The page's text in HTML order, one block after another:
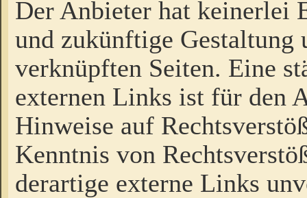
Der Anbieter hat keinerlei
und zukünftige Gestaltung
verknüpften Seiten. Eine
externen Links ist für den
Hinweise auf
Kenntnis von
derartige externe Links